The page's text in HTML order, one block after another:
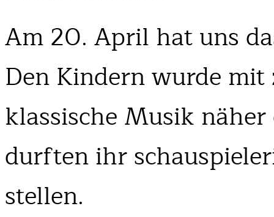
Am 20. April hat uns
Den Kindern wurde
klassische Musik
durften ihr
stellen.